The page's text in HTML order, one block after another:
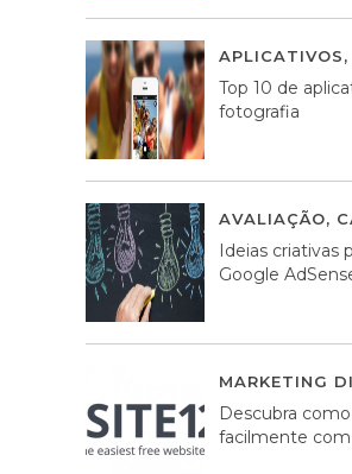
APLICATIVOS,
Top 10 de
fotografia
AVALIAÇÃO,
Ideias criativas
Google
MARKETING
Descubra
facilmente com